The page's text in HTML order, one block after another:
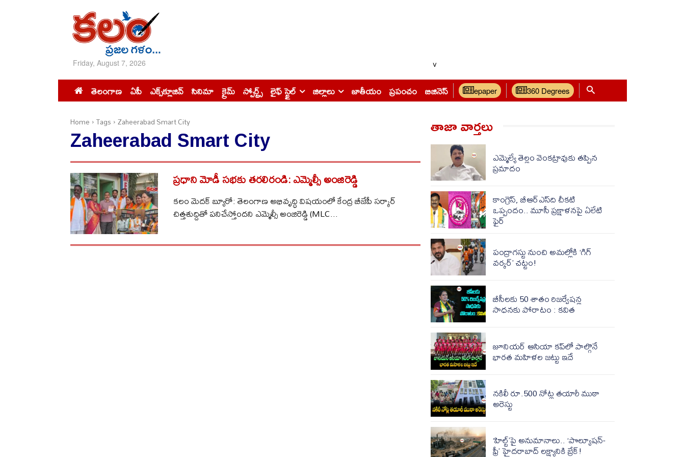
Friday, August 7, 2026 v
తెలంగాణ ఏపీ ఎక్స్‌క్లూజివ్‌ సినిమా క్రైమ్ స్పోర్ట్స్ లైఫ్ స్టైల్ జిల్లాలు జాతీయం ప్రపంచం బిజినెస్ epaper 360 Degrees
Home Tags Zaheerabad Smart City
Zaheerabad Smart City
ప్రధాని మోడీ సభకు తరలిరండి: ఎమ్మెల్సీ అంజిరెడ్డి
కలం మెదక్ బ్యూరో: తెలంగాణ అభివృద్ధి విషయంలో కేంద్ర బీజేపీ సర్కార్
చిత్తశుద్దితో పనిచేస్తోందని ఎమ్మెల్సీ అంజిరెడ్డి (MLC...
తాజా వార్త‌లు
ఎమ్మెల్యే తెల్లం వెంకట్రావుకు తప్పిన
ప్రమాదం
కాంగ్రెస్, బీఆర్ఎస్‌ది చీకటి
ఒప్పందం.. మూసీ ప్రక్షాళనపై ఏలేటి
ఫైర్
పంద్రాగస్టు నుంచి అమల్లోకి ‘గిగ్
వర్కర్’ చట్టం!
బీసీలకు 50 శాతం రిజర్వేషన్ల
సాధనకు పోరాటం : కవిత
జూనియర్ ఆసియా కప్‌లో పాల్గొనే
భారత మహిళల జట్టు ఇదే
నకిలీ రూ.500 నోట్ల తయారీ ముఠా
అరెస్టు
‘హిల్ట్‌’పై అనుమానాలు.. ‘పొల్యూషన్-
ఫ్రీ’ హైదరాబాద్ లక్ష్యానికి బ్రేక్!